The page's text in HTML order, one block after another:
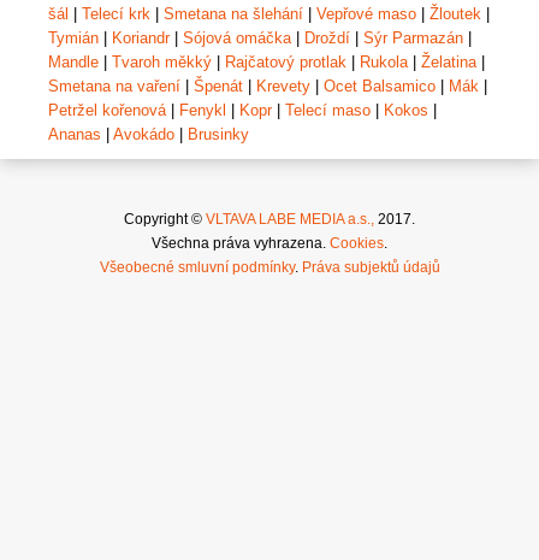
šál | Telecí krk | Smetana na šlehání | Vepřové maso | Žloutek |
Tymián | Koriandr| Sójová omáčka | Droždí | Sýr Parmazán |
Mandle | Tvaroh měkký | Rajčatový protlak | Rukola | Želatina |
Smetana na vaření | Špenát | Krevety | Ocet Balsamico | Mák |
Petržel kořenová | Fenykl | Kopr| Telecí maso | Kokos |
Ananas | Avokádo | Brusinky
Copyright © VLTAVA LABE MEDIA a.s.,
2017.
Všechna práva vyhrazena. Cookies
Všeobecné smluvní podmínky. Práva subjektů údajů